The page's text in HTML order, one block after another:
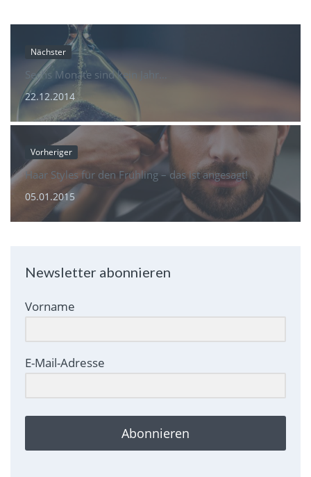
Nächster
Sechs Monate sind kein Jahr…
22.12.2014
Vorheriger
Haar Styles für den Frühling – das ist angesagt!
05.01.2015
Newsletter abonnieren
Vorname
E-Mail-Adresse
Abonnieren